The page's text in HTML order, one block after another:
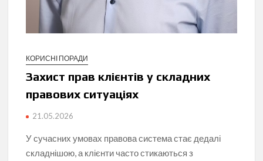
КОРИСНІ ПОРАДИ
Захист прав клієнтів у складних
правових ситуаціях
21.05.2026
У сучасних умовах правова система стає дедалі
складнішою, а клієнти часто стикаються з